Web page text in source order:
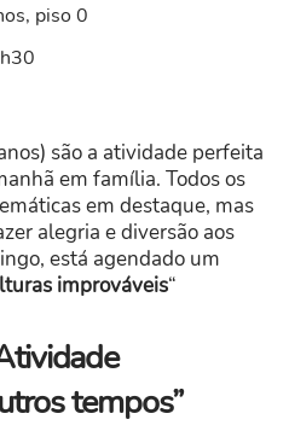
piso 0
são a atividade perfeita
em família. Todos os
em destaque, mas
alegria e diversão aos
está agendado um
improváveis“
tempos”